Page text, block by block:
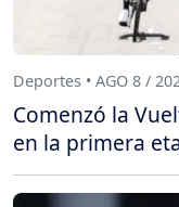
Deportes • AGO 8 /
Comenzó la
en la primera